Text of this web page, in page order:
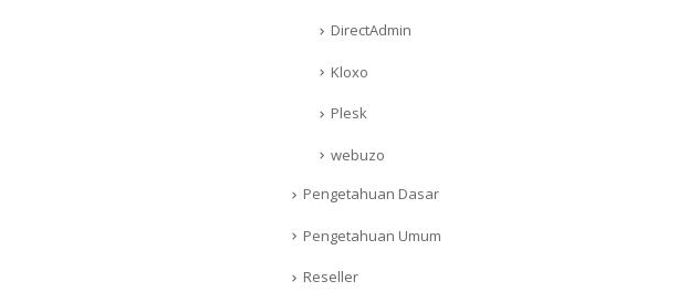
DirectAdmin
Kloxo
Plesk
webuzo
Pengetahuan Dasar
Pengetahuan Umum
Reseller